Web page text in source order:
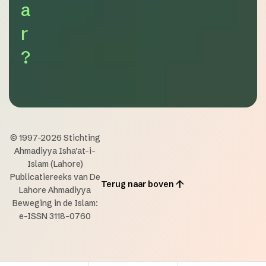
a
r
?
© 1997-2026 Stichting
Ahmadiyya Isha’at-i-
Islam (Lahore)
Publicatiereeks van De
Lahore Ahmadiyya
Beweging in de Islam:
e-ISSN 3118-0760
Terug naar boven